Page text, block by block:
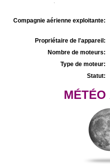
Compagnie aérienne exploitante:
Propriétaire de l'appareil:
Nombre de moteurs:
Type de moteur:
Statut:
MÉTÉO